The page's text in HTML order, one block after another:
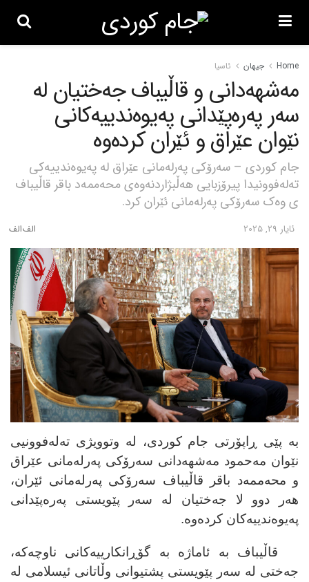
Home جیهان ئاسیا
مەشهەدانی و قاڵیباف جەختیان لە
سەر پەرەپێدانی پەیوەندییەکانی
نێوان عێراق و ئێران کردەوە
جام کوردی – سەرۆکی پەرلەمانی عێراق لە پەیوەندییەکی
تەلەفوونیدا پیرۆزبایی هەڵبژاردنەوەی محەممەد باقر قاڵیباف
ی وەک سەرۆکی پەرلەمانی ئێران کرد.
ئایار 29, 2025
بە پێی ڕاپۆرتی جام کوردی، لە وتوویژی تەلەفوونیی
نێوان مەحمود مەشهەدانی سەرۆکی پەرلەمانی عێراق
و محەممەد باقر قاڵیباف سەرۆکی پەرلەمانی ئێران،
هەر دوو لا جەختیان لە سەر پێویستی پەرەپێدانی
پەیوەندییەکان کردەوە.
قاڵیباف بە ئاماژە بە گۆڕانکارییەکانی ناوچەکە،
جەختی لە سەر پێویستی پشتیوانی وڵاتانی ئیسلامی لە